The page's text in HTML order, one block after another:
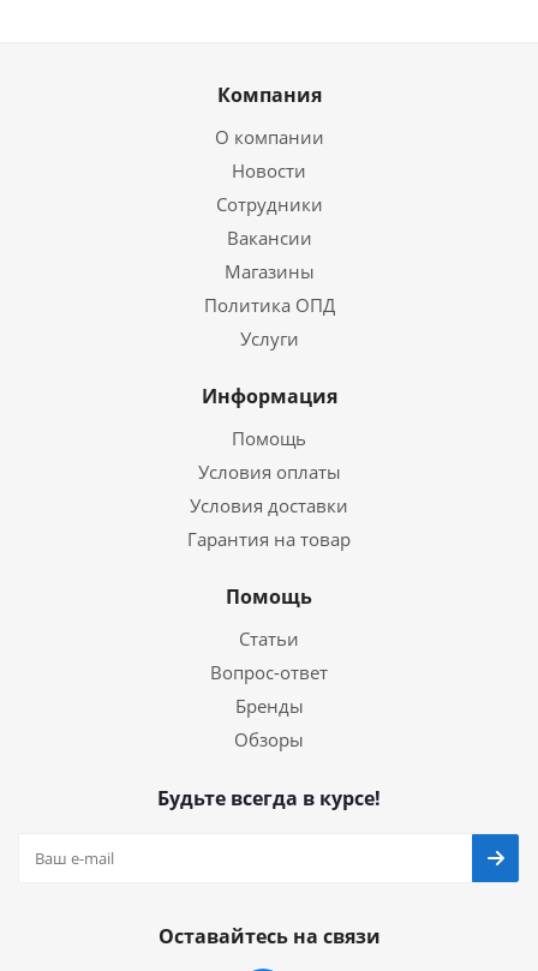
Компания
О компании
Новости
Сотрудники
Вакансии
Магазины
Политика ОПД
Услуги
Информация
Помощь
Условия оплаты
Условия доставки
Гарантия на товар
Помощь
Статьи
Вопрос-ответ
Бренды
Обзоры
Будьте всегда в курсе!
Оставайтесь на связи